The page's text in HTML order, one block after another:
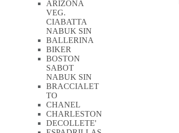
ARIZONA
VEG.
CIABATTA
NABUK SIN
BALLERINA
BIKER
BOSTON
SABOT
NABUK SIN
BRACCIALET
TO
CHANEL
CHARLESTON
DECOLLETE'